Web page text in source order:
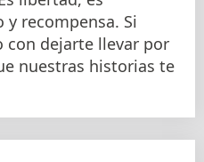
y recompensa. Si
con dejarte llevar por
nuestras historias te